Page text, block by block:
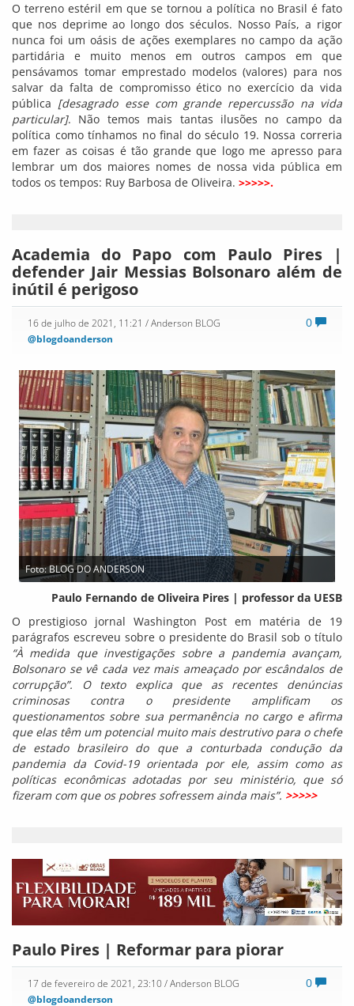
O terreno estéril em que se tornou a política no Brasil é fato
que nos deprime ao longo dos séculos. Nosso País, a rigor
nunca foi um oásis de ações exemplares no campo da ação
partidária e muito menos em outros campos em que
pensávamos tomar emprestado modelos (valores) para nos
salvar da falta de compromisso ético no exercício da vida
pública [desagrado esse com grande repercussão na vida
particular]. Não temos mais tantas ilusões no campo da
política como tínhamos no final do século 19. Nossa correria
em fazer as coisas é tão grande que logo me apresso para
lembrar um dos maiores nomes de nossa vida pública em
todos os tempos: Ruy Barbosa de Oliveira. >>>>>.
Academia do Papo com Paulo Pires |
defender Jair Messias Bolsonaro além de
inútil é perigoso
0
16 de julho de 2021, 11:21 / Anderson BLOG
@blogdoanderson
Foto: BLOG DO ANDERSON
Paulo Fernando de Oliveira Pires | professor da UESB
O prestigioso jornal Washington Post em matéria de 19
parágrafos escreveu sobre o presidente do Brasil sob o título
“À medida que investigações sobre a pandemia avançam,
Bolsonaro se vê cada vez mais ameaçado por escândalos de
corrupção”. O texto explica que as recentes denúncias
criminosas contra o presidente amplificam os
questionamentos sobre sua permanência no cargo e afirma
que elas têm um potencial muito mais destrutivo para o chefe
de estado brasileiro do que a conturbada condução da
pandemia da Covid-19 orientada por ele, assim como as
políticas econômicas adotadas por seu ministério, que só
fizeram com que os pobres sofressem ainda mais”. >>>>>
Paulo Pires | Reformar para piorar
0
17 de fevereiro de 2021, 23:10/ Anderson BLOG
@blogdoanderson